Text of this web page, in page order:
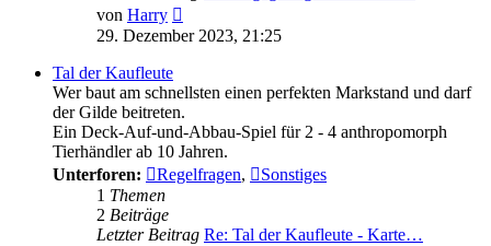
von Harry
Beitrag
29. Dezember 2023, 21:25
Tal der Kaufleute
Wer baut am schnellsten einen perfekten Markstand und darf
der Gilde beitreten.
Ein Deck-Auf-und-Abbau-Spiel für 2 - 4 anthropomorph
Tierhändler ab 10 Jahren.
Unterforen:
Regelfragen,
Sonstiges
1 Themen
2 Beiträge
Letzter Beitrag Re: Tal der Kaufleute - Karte…